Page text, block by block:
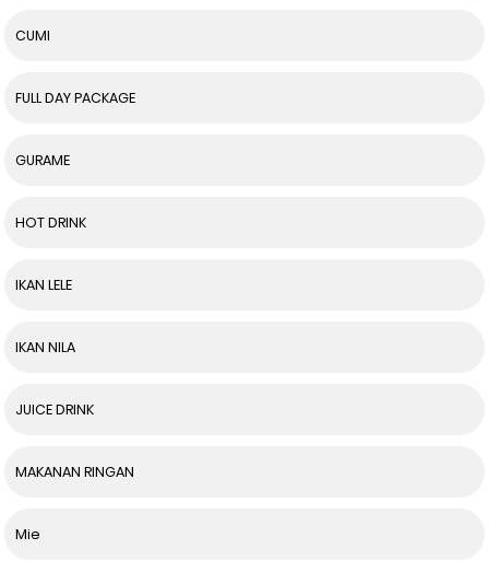
CUMI
FULL DAY PACKAGE
GURAME
HOT DRINK
IKAN LELE
IKAN NILA
JUICE DRINK
MAKANAN RINGAN
Mie